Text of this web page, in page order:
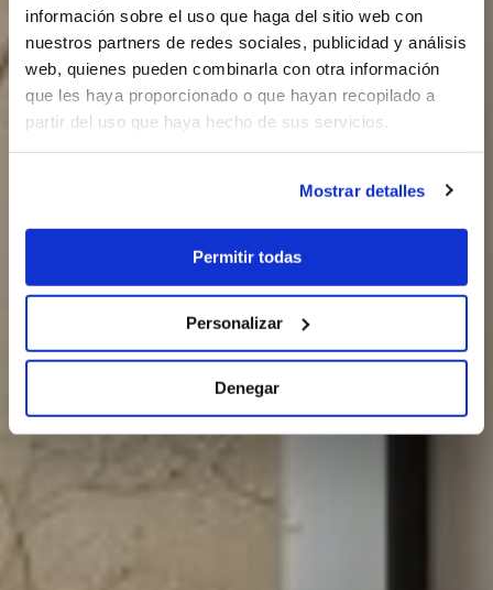
información sobre el uso que haga del sitio web con
nuestros partners de redes sociales, publicidad y análisis
web, quienes pueden combinarla con otra información
que les haya proporcionado o que hayan recopilado a
partir del uso que haya hecho de sus servicios.
Mostrar detalles
Permitir todas
Personalizar
Denegar